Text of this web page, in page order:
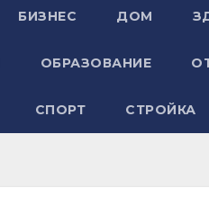
БИЗНЕС ДОМ
ОБРАЗОВАНИЕ
СПОРТ СТРОЙКА